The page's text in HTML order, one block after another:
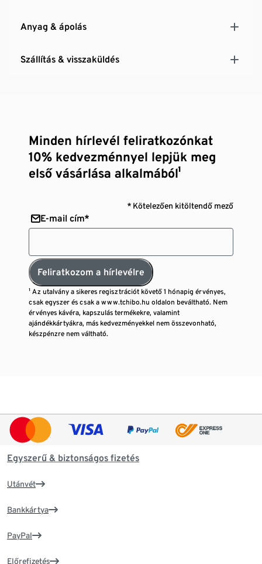
Formázott szegély az optimális illeszkedéshez és
Anyag & ápolás
Szállítás & visszaküldés
Minden hírlevél feliratkozónkat
10% kedvezménnyel lepjük meg
első vásárlása alkalmából¹
* Kötelezően kitöltendő mező
E-mail cím*
Feliratkozom a hírlevélre
¹ Az utalvány a sikeres regisztrációt követő 1 hónapig érvényes,
csak egyszer és csak a www.tchibo.hu oldalon beváltható. Nem
érvényes kávéra, kapszulás termékekre, valamint
ajándékkártyákra, más kedvezményekkel nem összevonható,
készpénzre nem váltható.
Egyszerű & biztonságos fizetés
Utánvét
Bankkártya
PayPal
Előrefizetés